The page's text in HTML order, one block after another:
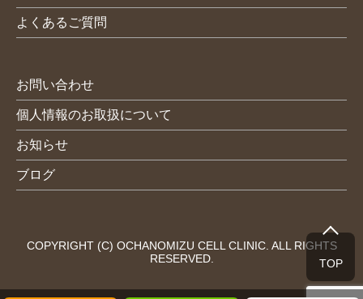
よくあるご質問
お問い合わせ
個人情報のお取扱について
お知らせ
ブログ
COPYRIGHT (C) OCHANOMIZU CELL CLINIC. ALL RIGHTS
RESERVED.
TOP